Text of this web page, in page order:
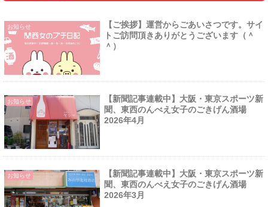
お知らせ
【ご挨拶】運営からごあいさつです。サイ
トご訪問頂きありがとうございます（＾
＾）
お知らせ
【新聞記事連載中】大阪・東京スポーツ新
聞、東西のんべえ女子のごきげん酒場
2026年4月
お知らせ
【新聞記事連載中】大阪・東京スポーツ新
聞、東西のんべえ女子のごきげん酒場
2026年3月